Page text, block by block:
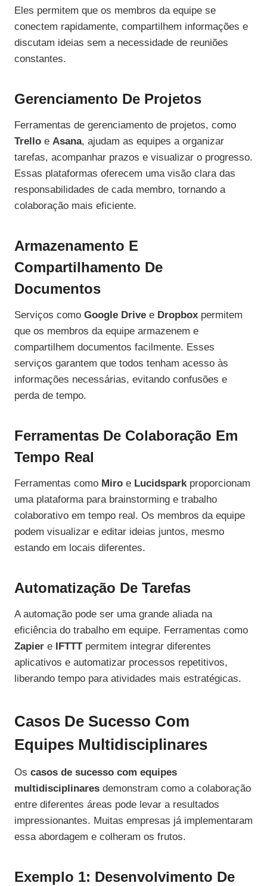
Eles permitem que os membros da equipe se
conectem rapidamente, compartilhem informações e
discutam ideias sem a necessidade de reuniões
constantes.
Gerenciamento De Projetos
Ferramentas de gerenciamento de projetos, como
Trello e Asana, ajudam as equipes a organizar
tarefas, acompanhar prazos e visualizar o progresso.
Essas plataformas oferecem uma visão clara das
responsabilidades de cada membro, tornando a
colaboração mais eficiente.
Armazenamento E
Compartilhamento De
Documentos
Serviços como Google Drive e Dropbox permitem
que os membros da equipe armazenem e
compartilhem documentos facilmente. Esses
serviços garantem que todos tenham acesso às
informações necessárias, evitando confusões e
perda de tempo.
Ferramentas De Colaboração Em
Tempo Real
Ferramentas como Miro e Lucidsparkproporcionam
uma plataforma para brainstorming e trabalho
colaborativo em tempo real. Os membros da equipe
podem visualizar e editar ideias juntos, mesmo
estando em locais diferentes.
Automatização De Tarefas
A automação pode ser uma grande aliada na
eficiência do trabalho em equipe. Ferramentas como
Zapier e IFTTTpermitem integrar diferentes
aplicativos e automatizar processos repetitivos,
liberando tempo para atividades mais estratégicas.
Casos De Sucesso Com
Equipes Multidisciplinares
Os casos de sucesso com equipes
multidisciplinares demonstram como a colaboração
entre diferentes áreas pode levar a resultados
impressionantes. Muitas empresas já implementaram
essa abordagem e colheram os frutos.
Exemplo 1: Desenvolvimento De